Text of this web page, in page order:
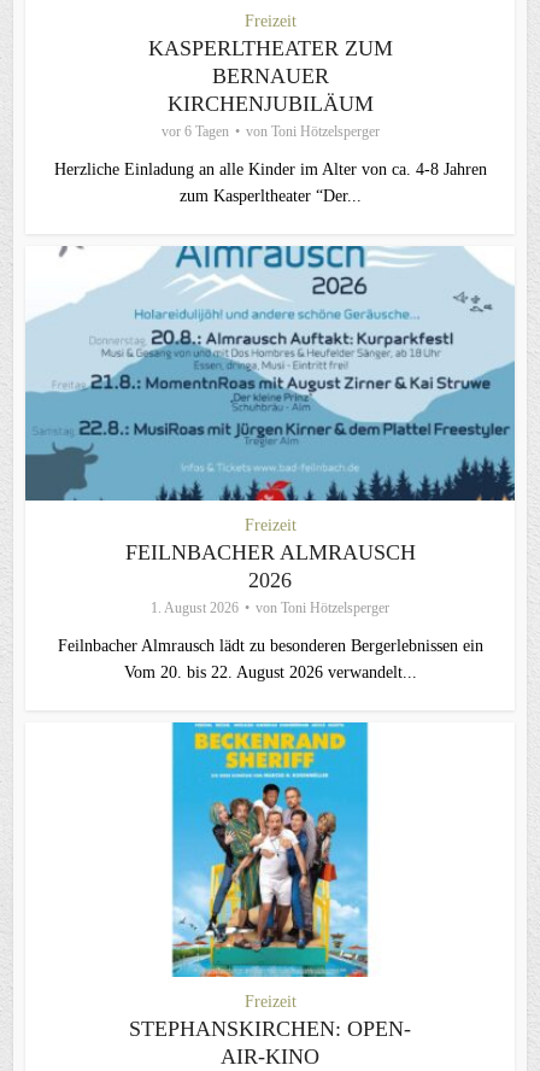
Freizeit
KASPERLTHEATER ZUM
BERNAUER
KIRCHENJUBILÄUM
vor 6 Tagen von Toni Hötzelsperger
Herzliche Einladung an alle Kinder im Alter von ca. 4-8 Jahren
zum Kasperltheater “Der...
Freizeit
FEILNBACHER ALMRAUSCH
2026
1. August 2026 von Toni Hötzelsperger
Feilnbacher Almrausch lädt zu besonderen Bergerlebnissen ein
Vom 20. bis 22. August 2026 verwandelt...
Freizeit
STEPHANSKIRCHEN: OPEN-
AIR-KINO